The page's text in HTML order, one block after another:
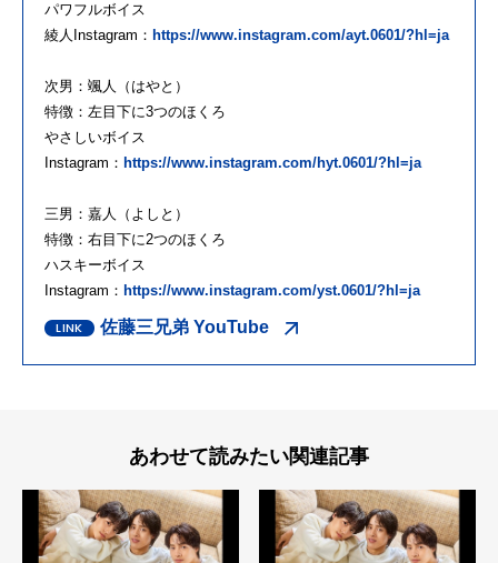
パワフルボイス
綾人Instagram： https://www.instagram.com/ayt.0601/?hl=ja
次男：颯人（はやと）
特徴：左目下に3つのほくろ
やさしいボイス
Instagram： https://www.instagram.com/hyt.0601/?hl=ja
三男：嘉人（よしと）
特徴：右目下に2つのほくろ
ハスキーボイス
Instagram： https://www.instagram.com/yst.0601/?hl=ja
佐藤三兄弟 YouTube
あわせて読みたい関連記事